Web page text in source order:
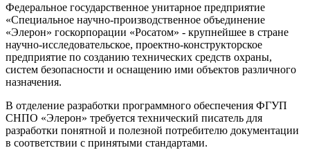
Федеральное государственное унитарное предприятие
«Специальное научно-производственное объединение
«Элерон» госкорпорации «Росатом» - крупнейшее в стране
научно-исследовательское, проектно-конструкторское
предприятие по созданию технических средств охраны,
систем безопасности и оснащению ими объектов различного
назначения.
В отделение разработки программного обеспечения ФГУП
СНПО «Элерон» требуется технический писатель для
разработки понятной и полезной потребителю документации
в соответствии с принятыми стандартами.